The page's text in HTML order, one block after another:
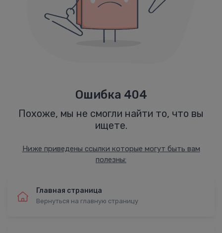
Ошибка 404
Похоже, мы не смогли найти то, что вы
ищете.
Ниже приведены ссылки которые могут быть вам
полезны:
Главная страница
Вернуться на главную страницу